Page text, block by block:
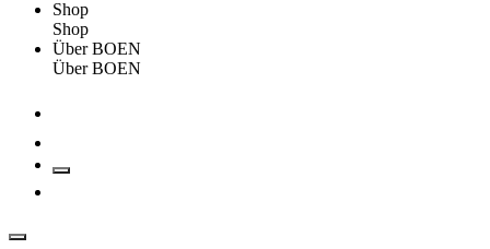
Shop
Shop
Über BOEN
Über BOEN